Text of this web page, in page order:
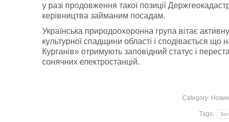
у разі продовження такої позиції
керівництва займаним посадам.
Українська природоохоронна група вітає
культурної спадщини області і сподівається
Курганів» отримують заповідний статус і
сонячних електростанцій.
Category:
Tags: